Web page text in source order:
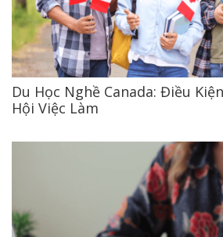
Du Học Nghề Canada: Điều
Hội Việc Làm